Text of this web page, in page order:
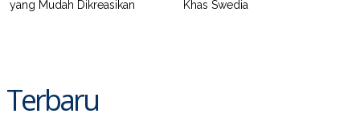
yang Mudah Dikreasikan
Khas Swedia
Terbaru